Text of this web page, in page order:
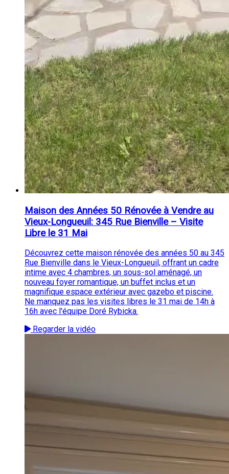
Maison des Années 50 Rénovée à Vendre au
Vieux-Longueuil: 345 Rue Bienville – Visite
Libre le 31 Mai
Découvrez cette maison rénovée des années 50 au 345
Rue Bienville dans le Vieux-Longueuil, offrant un cadre
intime avec 4 chambres, un sous-sol aménagé, un
nouveau foyer romantique, un buffet inclus et un
magnifique espace extérieur avec gazebo et piscine.
Ne manquez pas les visites libres le 31 mai de 14h à
16h avec l'équipe Doré Rybicka.
Regarder la vidéo